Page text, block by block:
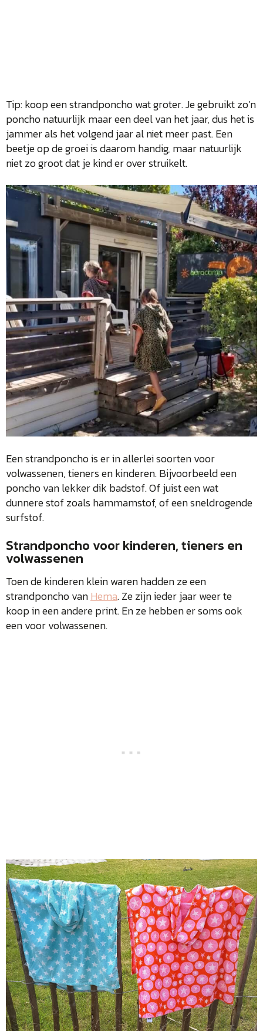
Tip: koop een strandponcho wat groter. Je gebruikt zo’n
poncho natuurlijk maar een deel van het jaar, dus het is
jammer als het volgend jaar al niet meer past. Een
beetje op de groei is daarom handig, maar natuurlijk
niet zo groot dat je kind er over struikelt.
Een strandponcho is er in allerlei soorten voor
volwassenen, tieners en kinderen. Bijvoorbeeld een
poncho van lekker dik badstof. Of juist een wat
dunnere stof zoals hammamstof, of een sneldrogende
surfstof.
Strandponcho voor kinderen, tieners en
volwassenen
Toen de kinderen klein waren hadden ze een
strandponcho vanHema. Ze zijn ieder jaar weer te
koop in een andere print. En ze hebben er soms ook
een voor volwassenen.